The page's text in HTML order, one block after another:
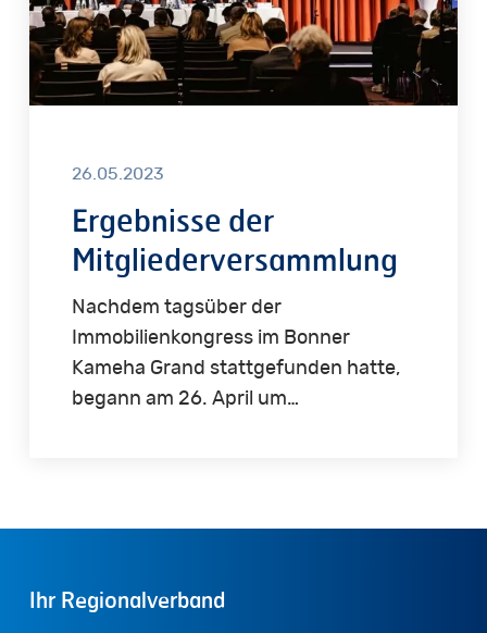
26.05.2023
Ergebnisse der
Mitgliederversammlung
Nachdem tagsüber der
Immobilienkongress im Bonner
Kameha Grand stattgefunden hatte,
begann am 26. April um…
Ihr Regionalverband